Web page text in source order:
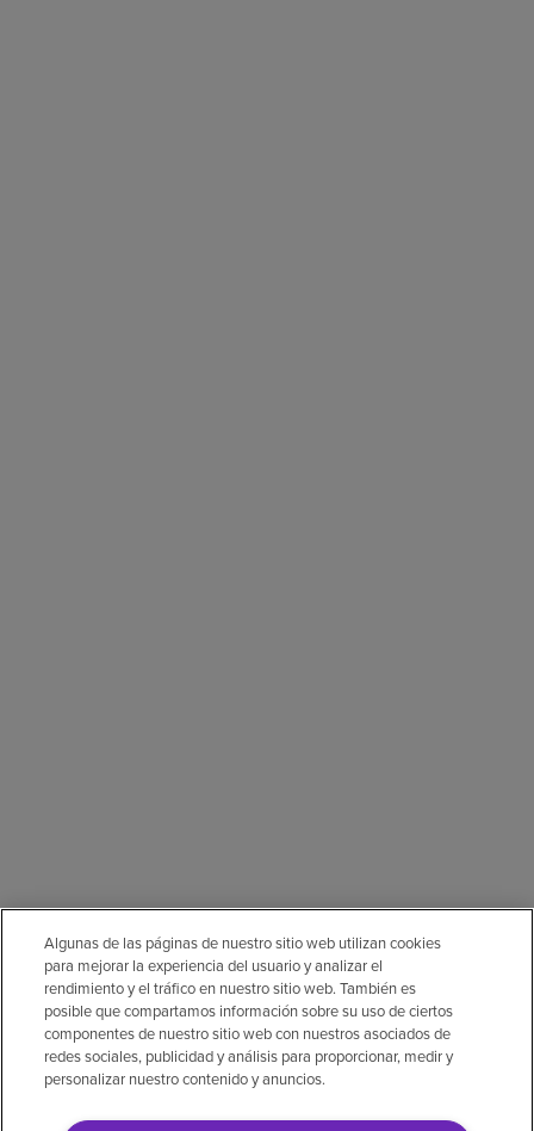
Algunas de las páginas de nuestro sitio web utilizan cookies
para mejorar la experiencia del usuario y analizar el
rendimiento y el tráfico en nuestro sitio web. También es
posible que compartamos información sobre su uso de ciertos
componentes de nuestro sitio web con nuestros asociados de
redes sociales, publicidad y análisis para proporcionar, medir y
personalizar nuestro contenido y anuncios.